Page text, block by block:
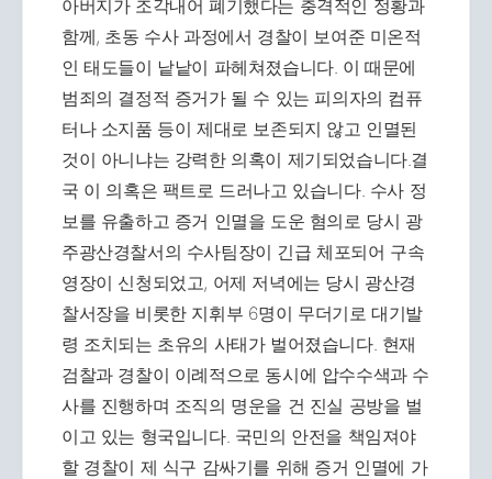
아버지가 조각내어 폐기했다는 충격적인 정황과
함께, 초동 수사 과정에서 경찰이 보여준 미온적
인 태도들이 낱낱이 파헤쳐졌습니다. 이 때문에
범죄의 결정적 증거가 될 수 있는 피의자의 컴퓨
터나 소지품 등이 제대로 보존되지 않고 인멸된
것이 아니냐는 강력한 의혹이 제기되었습니다.결
국 이 의혹은 팩트로 드러나고 있습니다. 수사 정
보를 유출하고 증거 인멸을 도운 혐의로 당시 광
주광산경찰서의 수사팀장이 긴급 체포되어 구속
영장이 신청되었고, 어제 저녁에는 당시 광산경
찰서장을 비롯한 지휘부 6명이 무더기로 대기발
령 조치되는 초유의 사태가 벌어졌습니다. 현재
검찰과 경찰이 이례적으로 동시에 압수수색과 수
사를 진행하며 조직의 명운을 건 진실 공방을 벌
이고 있는 형국입니다. 국민의 안전을 책임져야
할 경찰이 제 식구 감싸기를 위해 증거 인멸에 가